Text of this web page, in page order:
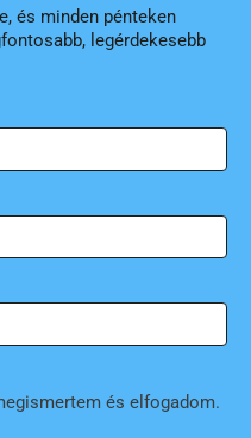
és minden pénteken
legérdekesebb
és elfogadom.